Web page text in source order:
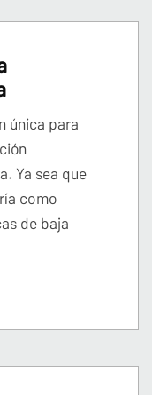
única para
Ya sea que
como
de baja